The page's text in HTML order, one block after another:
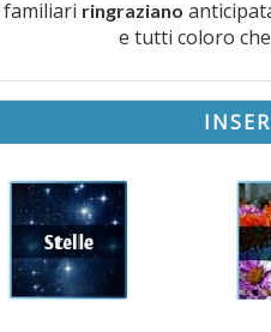
familiari ringraziano
e tutti coloro che